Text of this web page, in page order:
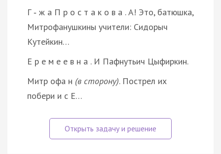
Г ‑ ж а П р о с т а к о в а . А! Это, батюшка,
Митрофанушкины учители: Сидорыч
Кутейкин…
Е р е м е е в н а . И Пафнутьич Цыфиркин.
Митр офа н (в сторону). Пострел их
побери и с Е…